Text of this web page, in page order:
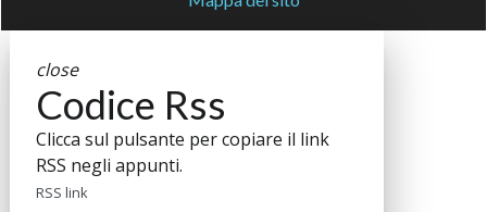
close
Codice Rss
Clicca sul pulsante per copiare il link
RSS negli appunti.
RSS link